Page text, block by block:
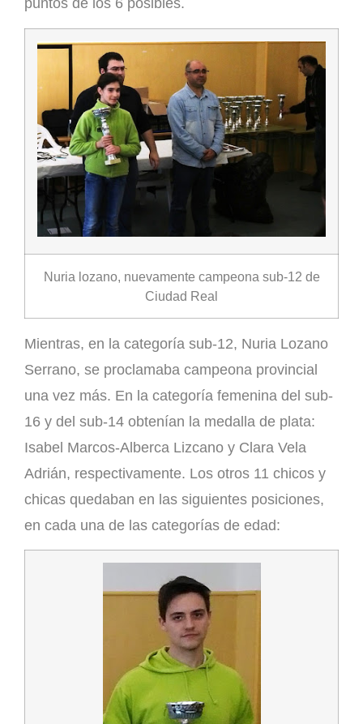
Nuria lozano, nuevamente campeona sub-12 de
Ciudad Real
Mientras, en la categoría sub-12, Nuria Lozano
Serrano, se proclamaba campeona provincial
una vez más. En la categoría femenina del sub-
16 y del sub-14 obtenían la medalla de plata:
Isabel Marcos-Alberca Lizcano y Clara Vela
Adrián, respectivamente. Los otros 11 chicos y
chicas quedaban en las siguientes posiciones,
en cada una de las categorías de edad: